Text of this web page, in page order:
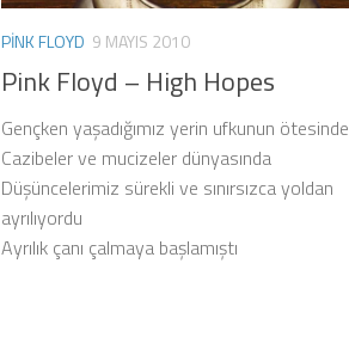
PINK FLOYD 9 MAYIS 2010
Pink Floyd – High Hopes
Gençken yaşadığımız yerin ufkunun ötesinde
Cazibeler ve mucizeler dünyasında
Düşüncelerimiz sürekli ve sınırsızca yoldan
ayrılıyordu
Ayrılık çanı çalmaya başlamıştı